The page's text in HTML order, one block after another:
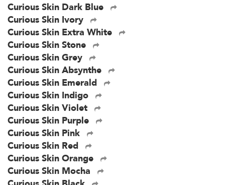
Curious Skin Dark Blue
Curious Skin Ivory
Curious Skin Extra White
Curious Skin Stone
Curious Skin Grey
Curious Skin Absynthe
Curious Skin Emerald
Curious Skin Indigo
Curious Skin Violet
Curious Skin Purple
Curious Skin Pink
Curious Skin Red
Curious Skin Orange
Curious Skin Mocha